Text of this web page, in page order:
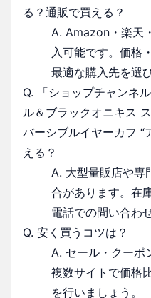
る？通販で買える？
A. Amazon・楽天
入可能です。価格
最適な購入先を選
Q. 「ショップチャンネ
ル＆ブラックオニキス
バーシブルイヤーカフ “
える？
A. 大型量販店や専
合があります。在
電話での問い合わ
Q. 安く買うコツは？
A. セール・クーポ
複数サイトで価格
を行いましょう。